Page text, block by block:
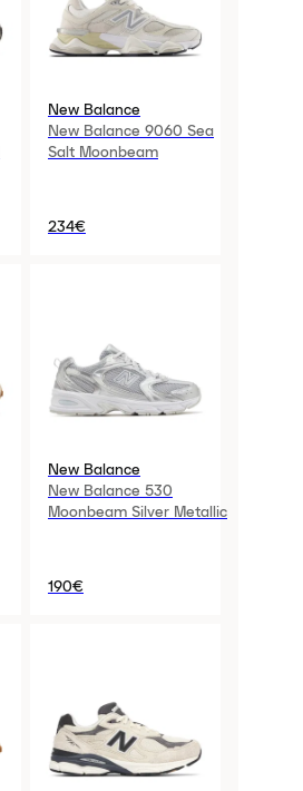
New Balance
New Balance 9060 Sea
Salt Moonbeam
234€
New Balance
New Balance 530
Moonbeam Silver Metallic
190€